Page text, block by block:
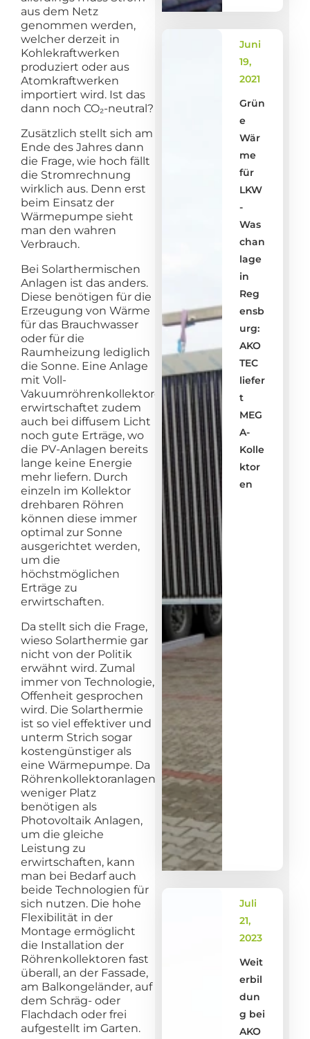
aus dem Netz
genommen werden,
welcher derzeit in
Kohlekraftwerken
produziert oder aus
Atomkraftwerken
importiert wird. Ist das
dann noch CO₂-neutral?
Zusätzlich stellt sich am
Ende des Jahres dann
die Frage, wie hoch fällt
die Stromrechnung
wirklich aus. Denn erst
beim Einsatz der
Wärmepumpe sieht
man den wahren
Verbrauch.
Bei Solarthermischen
Anlagen ist das anders.
Diese benötigen für die
Erzeugung von Wärme
für das Brauchwasser
oder für die
Raumheizung lediglich
die Sonne. Eine Anlage
mit Voll-
Vakuumröhrenkollektoren
erwirtschaftet zudem
auch bei diffusem Licht
noch gute Erträge, wo
die PV-Anlagen bereits
lange keine Energie
mehr liefern. Durch
einzeln im Kollektor
drehbaren Röhren
können diese immer
optimal zur Sonne
ausgerichtet werden,
um die
höchstmöglichen
Erträge zu
erwirtschaften.
Da stellt sich die Frage,
wieso Solarthermie gar
nicht von der Politik
erwähnt wird. Zumal
immer von Technologie,
Offenheit gesprochen
wird. Die Solarthermie
ist so viel effektiver und
unterm Strich sogar
kostengünstiger als
eine Wärmepumpe. Da
Röhrenkollektoranlagen
weniger Platz
benötigen als
Photovoltaik Anlagen,
um die gleiche
Leistung zu
erwirtschaften, kann
man bei Bedarf auch
beide Technologien für
sich nutzen. Die hohe
Flexibilität in der
Montage ermöglicht
die Installation der
Röhrenkollektoren fast
überall, an der Fassade,
am Balkongeländer, auf
dem Schräg- oder
Flachdach oder frei
aufgestellt im Garten.
Juni
19,
2021
Grün
e
Wär
me
für
LKW
-
Was
chan
lage
in
Reg
ensb
urg:
AKO
TEC
liefer
t
MEG
A-
Kolle
ktor
en
Juli
21,
2023
Weit
erbil
dun
g bei
AKO